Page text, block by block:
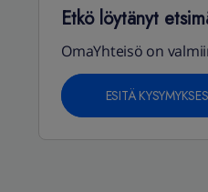
Etkö löytänyt
OmaYhteisö on
ESITÄ